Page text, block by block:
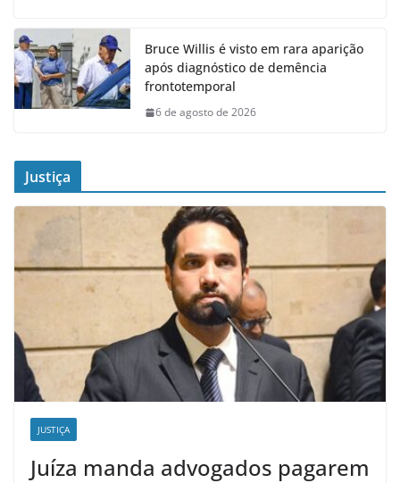
Bruce Willis é visto em rara aparição
após diagnóstico de demência
frontotemporal
6 de agosto de 2026
Justiça
JUSTIÇA
Juíza manda advogados pagarem